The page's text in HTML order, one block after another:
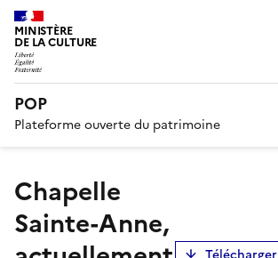
MINISTÈRE
DE LA CULTURE
POP
Plateforme ouverte du patrimoine
chapelle
Sainte-Anne,